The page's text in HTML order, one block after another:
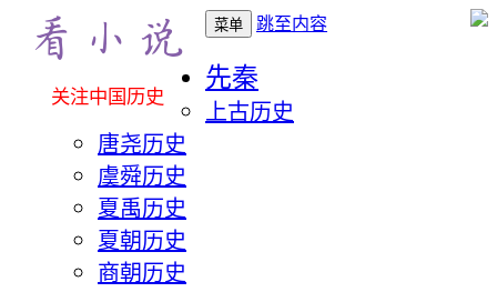
关注中国历史
菜单 跳至内容
先秦
上古历史
唐尧历史
虞舜历史
夏禹历史
夏朝历史
商朝历史